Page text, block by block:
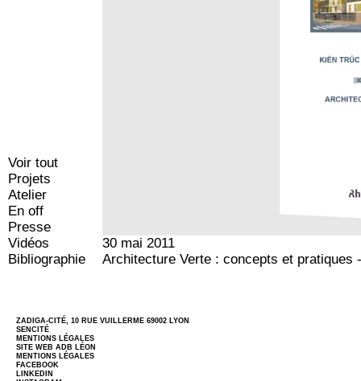
Voir tout
Projets
Atelier
En off
Presse
Vidéos
Bibliographie
30 mai 2011
Architecture Verte : concepts et pratiques
ZADIGA-CITÉ, 10 RUE VUILLERME 69002 LYON
SENCITÉ
MENTIONS LÉGALES
SITE WEBADB LÉON
MENTIONS LÉGALES
FACEBOOK
LINKEDIN